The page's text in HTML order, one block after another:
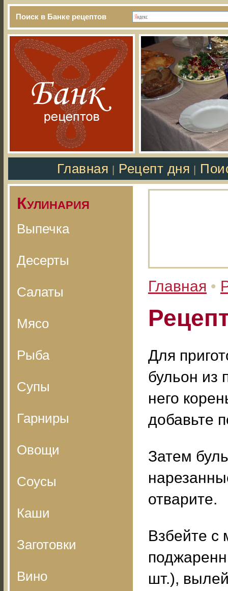
Поиск в Банке рецептов
Главная Рецепт дня
Кулинария
Выпечка
Десерты
Салаты
Мясо
Рыба
Супы
Гарниры
Овощи
Соусы
Каши
Заготовки
Вино
Главная •
Для
бульон из
него
добавьте
Затем
отварите.
Взбейте с
шт.),